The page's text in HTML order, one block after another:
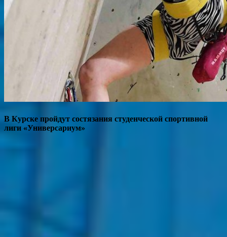
В Курске пройдут состязания студенческой спортивной
лиги «Универсариум»